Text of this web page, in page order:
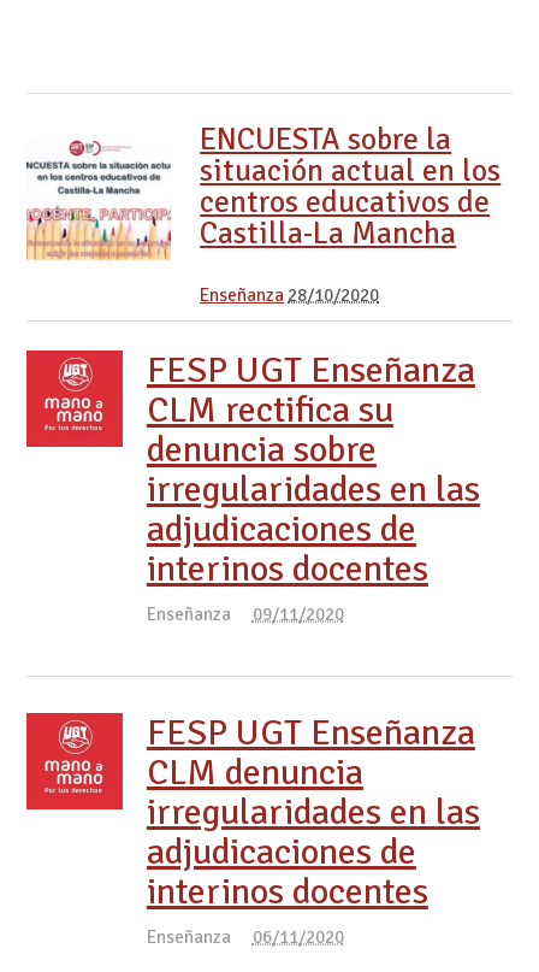
ENCUESTA sobre la
situación actual en los
centros educativos de
Castilla-La Mancha
Enseñanza 28/10/2020
FESP UGT Enseñanza
CLM rectifica su
denuncia sobre
irregularidades en las
adjudicaciones de
interinos docentes
Enseñanza 09/11/2020
FESP UGT Enseñanza
CLM denuncia
irregularidades en las
adjudicaciones de
interinos docentes
Enseñanza 06/11/2020